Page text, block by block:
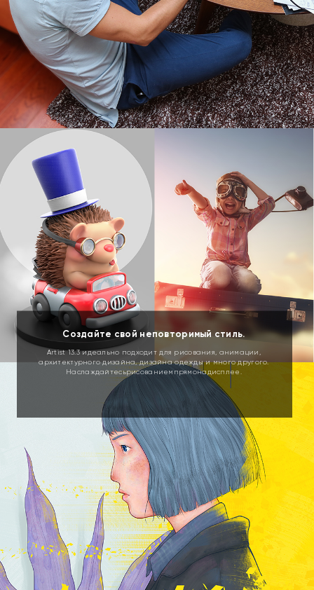
Создайте свой неповторимый стиль.
Artist 13.3 идеально подходит для рисования, анимации,
архитектурного дизайна, дизайна одежды и много другого.
Наслаждайтесьрисованиемпрямонадисплее.